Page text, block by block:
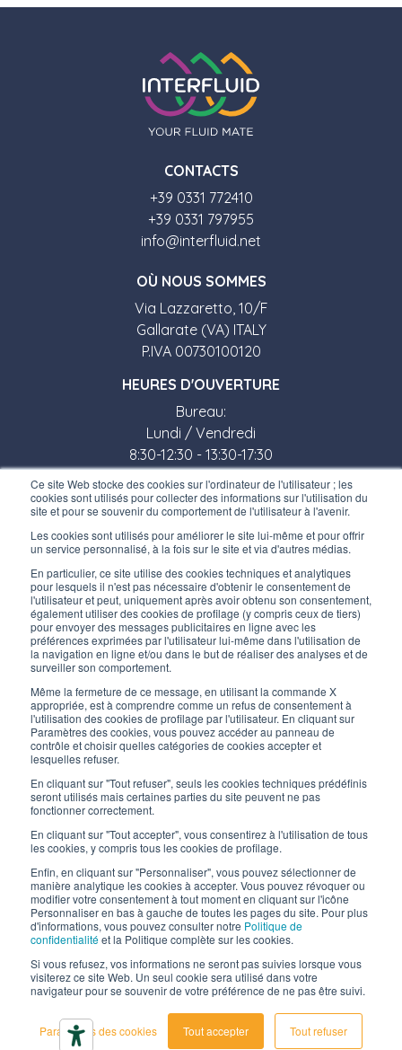
Ce site Web stocke des cookies sur l'ordinateur de l'utilisateur ; les
cookies sont utilisés pour collecter des informations sur l'utilisation du
site et pour se souvenir du comportement de l'utilisateur à l'avenir.
Les cookies sont utilisés pour améliorer le site lui-même et pour offrir
un service personnalisé, à la fois sur le site et via d'autres médias.
En particulier, ce site utilise des cookies techniques et analytiques
pour lesquels il n'est pas nécessaire d'obtenir le consentement de
l'utilisateur et peut, uniquement après avoir obtenu son consentement,
également utiliser des cookies de profilage (y compris ceux de tiers)
pour envoyer des messages publicitaires en ligne avec les
préférences exprimées par l'utilisateur lui-même dans l'utilisation de
la navigation en ligne et/ou dans le but de réaliser des analyses et de
surveiller son comportement.
Même la fermeture de ce message, en utilisant la commande X
appropriée, est à comprendre comme un refus de consentement à
l'utilisation des cookies de profilage par l'utilisateur. En cliquant sur
Paramètres des cookies, vous pouvez accéder au panneau de
contrôle et choisir quelles catégories de cookies accepter et
lesquelles refuser.
En cliquant sur "Tout refuser", seuls les cookies techniques prédéfinis
seront utilisés mais certaines parties du site peuvent ne pas
fonctionner correctement.
En cliquant sur "Tout accepter", vous consentirez à l'utilisation de tous
les cookies, y compris tous les cookies de profilage.
Enfin, en cliquant sur "Personnaliser", vous pouvez sélectionner de
manière analytique les cookies à accepter. Vous pouvez révoquer ou
modifier votre consentement à tout moment en cliquant sur l'icône
Personnaliser en bas à gauche de toutes les pages du site. Pour plus
d'informations, vous pouvez consulter notre Politique de
confidentialitéet la Politique complète sur les cookies.
Si vous refusez, vos informations ne seront pas suivies lorsque vous
visiterez ce site Web. Un seul cookie sera utilisé dans votre
navigateur pour se souvenir de votre préférence de ne pas être suivi.
Paramètres des cookies Tout accepter Tout refuser
CONTACTS
+39 0331 772410
+39 0331 797955
info@interfluid.net
OÙ NOUS SOMMES
Via Lazzaretto, 10/F
Gallarate (VA) ITALY
P.IVA 00730100120
HEURES D'OUVERTURE
Bureau:
Lundi / Vendredi
8:30-12:30 - 13:30-17:30
Magasin:
Lundi / Vendredi
8:30-12:00 - 13:30-17:00
LIENS UTILES
Inscrivez-vous à notre newsletter
Travaillez avec nous
Les emballages d’Interfluid
Projet de transformation numérique
RESTEZ À
SUIVEZ-NOUS SUR
© 2026 Interfluid srl • Tutti i diritti riservati
Déclaration d’accessibilité